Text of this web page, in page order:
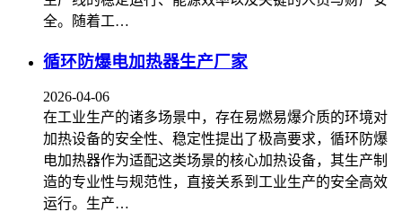
全。随着工…
循环防爆电加热器生产厂家
2026-04-06
在工业生产的诸多场景中，存在易燃易爆介质的环境对
加热设备的安全性、稳定性提出了极高要求，循环防爆
电加热器作为适配这类场景的核心加热设备，其生产制
造的专业性与规范性，直接关系到工业生产的安全高效
运行。生产…